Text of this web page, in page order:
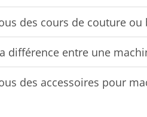
des cours de couture ou
différence entre une
des accessoires pour